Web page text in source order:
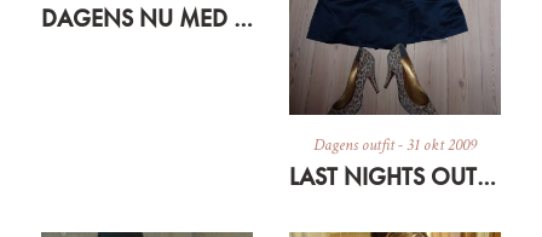
DAGENS NU MED DYR
Dagens outfit-31 okt 2009
LAST NIGHTS OUTFIT – RECONSTRUCTION